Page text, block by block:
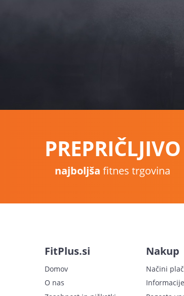
PREPRIČLJIVO
najboljša fitnes trgovina
FitPlus.si
Domov
O nas
Nakup
Načini